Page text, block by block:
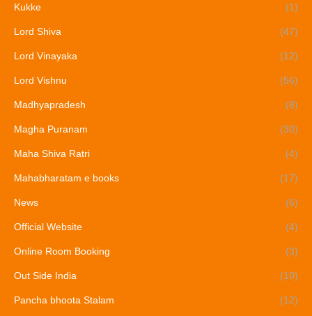
Kukke (1)
Lord Shiva (47)
Lord Vinayaka (12)
Lord Vishnu (56)
Madhyapradesh (8)
Magha Puranam (30)
Maha Shiva Ratri (4)
Mahabharatam e books (17)
News (6)
Official Website (4)
Online Room Booking (3)
Out Side India (10)
Pancha bhoota Stalam (12)